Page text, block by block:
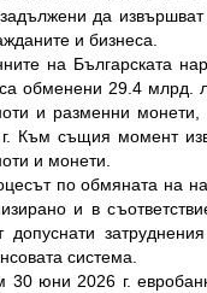
да
и бизнеса.
на Българската
обменени 29.4 млрд.
и разменни
Към същия момент
и монети.
по обмяната на
и в
допуснати
система.
30 юни 2026 г.